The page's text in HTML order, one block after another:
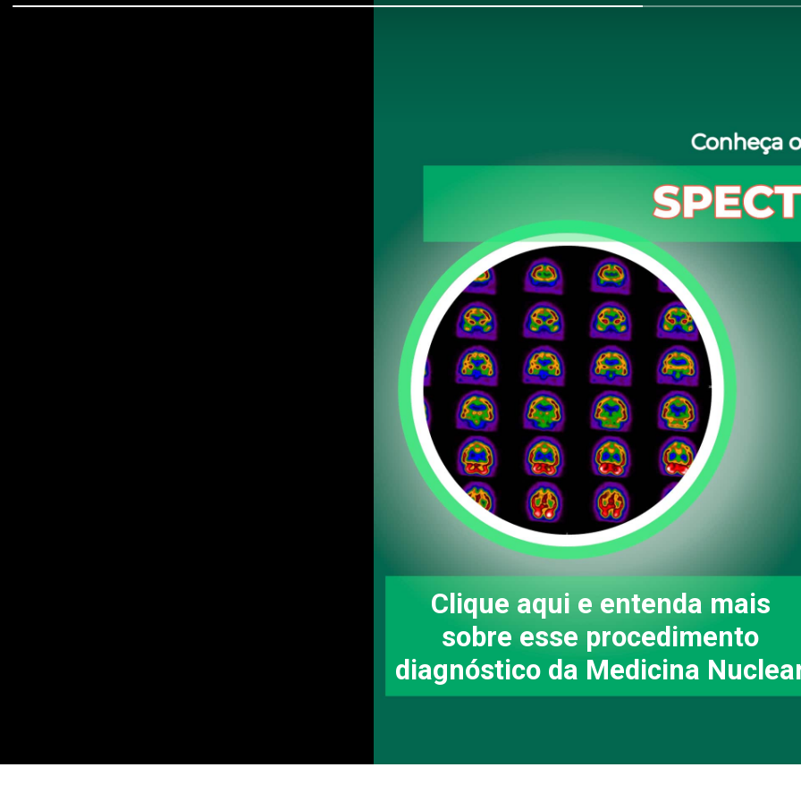
Clique aqui e entenda mais
sobre esse procedimento
diagnóstico da Medicina